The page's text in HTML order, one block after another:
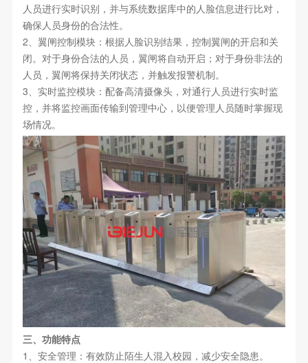
人员进行实时识别，并与系统数据库中的人脸信息进行比对，
确保人员身份的合法性。
2、翼闸控制模块：根据人脸识别结果，控制翼闸的开启和关
闭。对于身份合法的人员，翼闸将自动开启；对于身份非法的
人员，翼闸将保持关闭状态，并触发报警机制。
3、实时监控模块：配备高清摄像头，对通行人员进行实时监
控，并将监控画面传输到管理中心，以便管理人员随时掌握现
场情况。
三、功能特点
1、安全管理：有效防止陌生人混入校园，减少安全隐患。